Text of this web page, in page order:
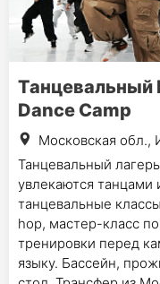
Танцевальный
Dance Camp
Московская обл.,
Танцевальный
увлекаются
танцевальные
hop, мастер-класс
тренировки перед
языку. Бассейн,